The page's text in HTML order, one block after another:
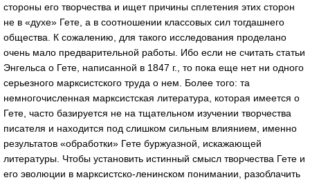
стороны его творчества и ищет причины сплетения этих сторон
не в «духе» Гете, а в соотношении классовых сил тогдашнего
общества. К сожалению, для такого исследования проделано
очень мало предварительной работы. Ибо если не считать статьи
Энгельса о Гете, написанной в 1847 г., то пока еще нет ни одного
серьезного марксистского труда о нем. Более того: та
немногочисленная марксистская литература, которая имеется о
Гете, часто базируется не на тщательном изучении творчества
писателя и находится под слишком сильным влиянием, именно
результатов «обработки» Гете буржуазной, искажающей
литературы. Чтобы установить истинный смысл творчества Гете и
его эволюции в марксистско-ленинском понимании, разоблачить